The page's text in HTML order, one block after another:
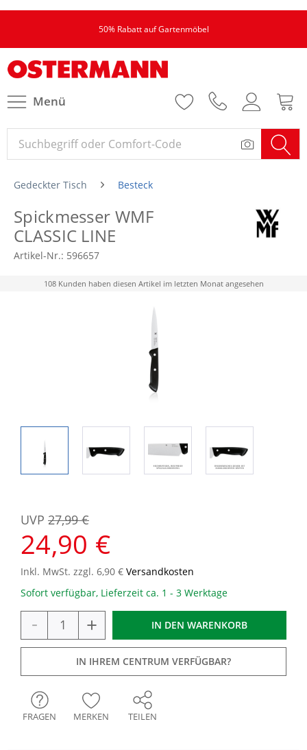
50% Rabatt auf Gartenmöbel
Menü
Gedeckter Tisch Besteck
Spickmesser WMF
CLASSIC LINE
Artikel-Nr.: 596657
108 Kunden haben diesen Artikel im letzten Monat angesehen
24,90 €
UVP 27,99 €
Inkl. MwSt. zzgl. 6,90 € Versandkosten
Sofort verfügbar, Lieferzeit ca. 1 - 3 Werktage
- + IN DEN WARENKORB
IN IHREM CENTRUM VERFÜGBAR?
FRAGEN MERKEN TEILEN